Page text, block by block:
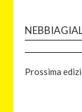
Prossima